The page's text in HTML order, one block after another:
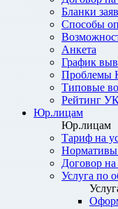
Бланки
Способы
Анкета
График
Проблемы
Типовые
Рейтинг
Юр.лицам
Юр.лицам
Тариф на
Договор
Услуга по